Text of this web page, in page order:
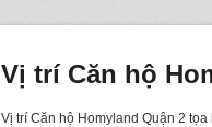
Vị trí Căn hộ
Vị trí Căn hộ Homyland Quận 2